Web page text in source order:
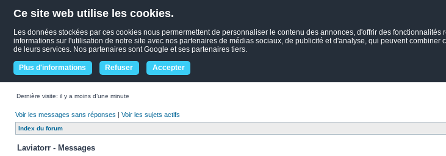
Ce site web utilise les cookies.
Les données stockées par ces cookies nous permermettent de personnaliser le contenu des annonces, d'offrir des
informations sur l'utilisation de notre site avec nos partenaires de médias sociaux, de publicité et d'analyse, qui peuvent
de leurs services. Nos partenaires sont Google et ses partenaires tiers.
Plus d'informations Refuser Accepter
Dernière visite: il y a moins d’une minute
Voir les messages sans réponses | Voir les sujets actifs
Index du forum
Laviatorr - Messages